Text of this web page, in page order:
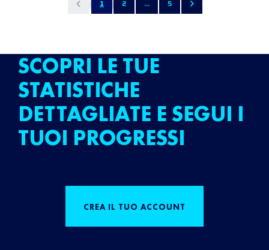
1 2 ... 5
SCOPRI LE TUE
STATISTICHE
DETTAGLIATE E SEGUI I
TUOI PROGRESSI
CREA IL TUO ACCOUNT